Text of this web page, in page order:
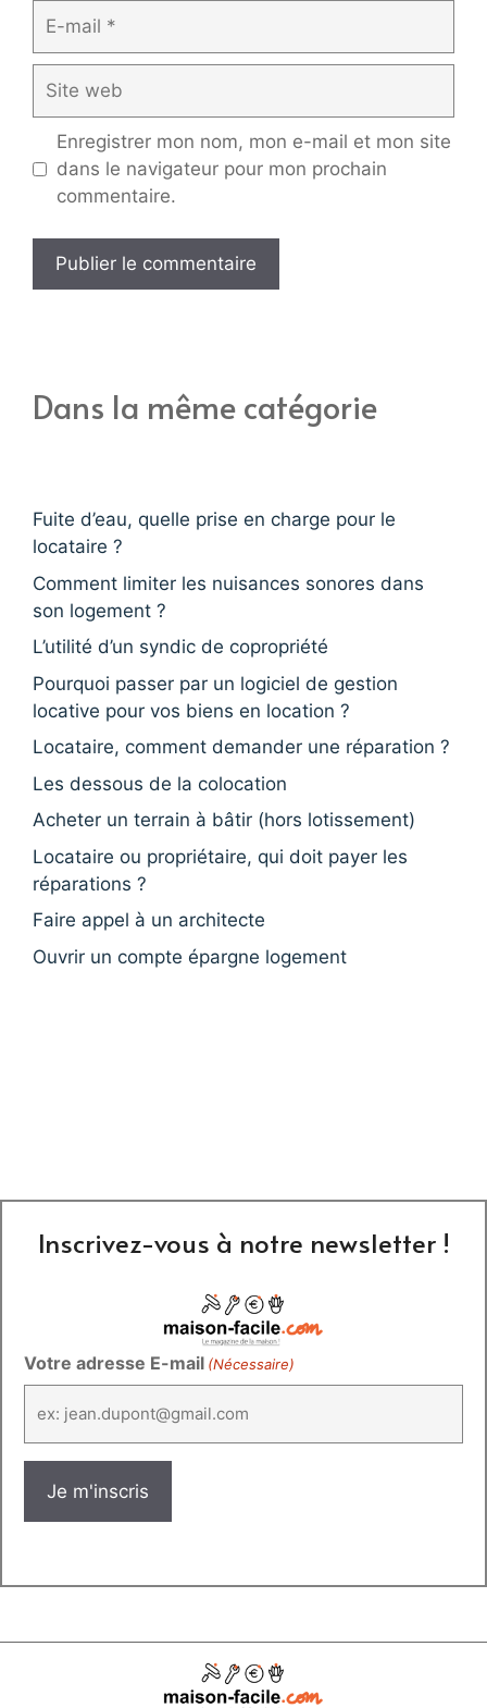
mail
web
Enregistrer mon nom, mon e-mail et mon site
dans le navigateur pour mon prochain
commentaire.
Dans la même catégorie
Fuite d’eau, quelle prise en charge pour le
locataire ?
Comment limiter les nuisances sonores dans
son logement ?
L’utilité d’un syndic de copropriété
Pourquoi passer par un logiciel de gestion
locative pour vos biens en location ?
Locataire, comment demander une réparation ?
Les dessous de la colocation
Acheter un terrain à bâtir (hors lotissement)
Locataire ou propriétaire, qui doit payer les
réparations ?
Faire appel à un architecte
Ouvrir un compte épargne logement
Inscrivez-vous à notre newsletter !
Votre adresse E-mail (Nécessaire)